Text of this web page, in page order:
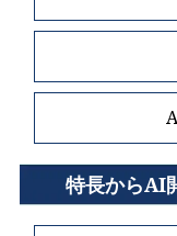
特長からAI